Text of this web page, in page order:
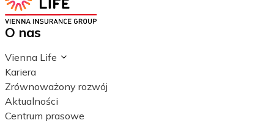
O nas
Vienna Life
Kariera
Zrównoważony rozwój
Aktualności
Centrum prasowe